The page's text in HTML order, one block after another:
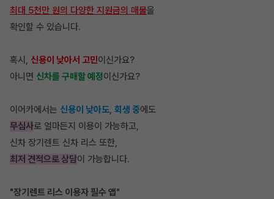
최대 5천만 원의 다양한 지원금의 매물을
확인할 수 있습니다.
혹시, 신용이 낮아서 고민이신가요?
아니면 신차를 구매할 예정이신가요?
이어카에서는 신용이 낮아도, 회생 중에도
무심사로 얼마든지 이용이 가능하고,
신차 장기렌트 신차 리스 또한,
최저 견적으로 상담이 가능합니다.
"장기렌트 리스 이용자 필수 앱 "